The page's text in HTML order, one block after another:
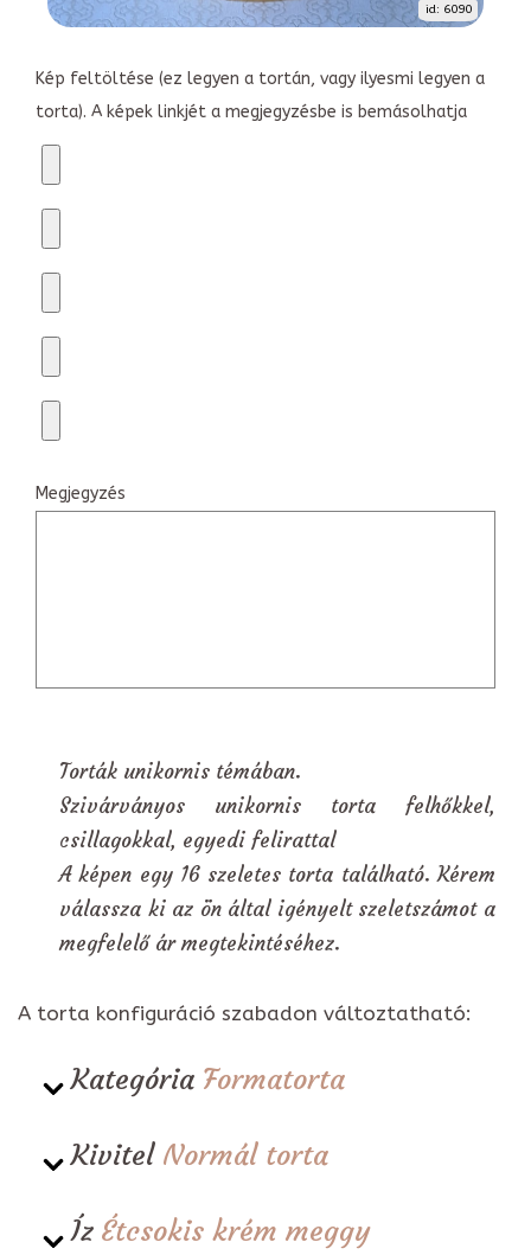
id: 6090
Kép feltöltése (ez legyen a tortán, vagy ilyesmi legyen a
torta). A képek linkjét a megjegyzésbe is bemásolhatja
Megjegyzés
Torták unikornis témában.
Szivárványos unikornis torta felhőkkel,
csillagokkal, egyedi felirattal
A képen egy 16 szeletes torta található. Kérem
válassza ki az ön által igényelt szeletszámot a
megfelelő ár megtekintéséhez.
A torta konfiguráció szabadon változtatható:
Kategória Formatorta
Kivitel Normál torta
Íz Étcsokis krém meggy